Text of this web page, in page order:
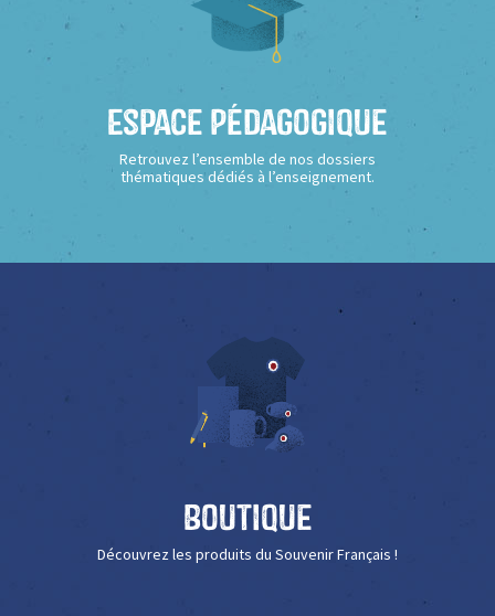
Espace Pédagogique
Retrouvez l’ensemble de nos dossiers
thématiques dédiés à l’enseignement.
Boutique
Découvrez les produits du Souvenir Français !